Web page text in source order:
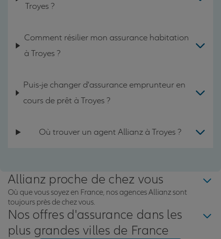
Troyes ?
Comment résilier mon assurance habitation
à Troyes ?
Puis-je changer d'assurance emprunteur en
cours de prêt à Troyes ?
Où trouver un agent Allianz à Troyes ?
Allianz proche de chez vous
Où que vous soyez en France, nos agences Allianz sont
toujours près de chez vous.
Nos offres d'assurance dans les
plus grandes villes de France